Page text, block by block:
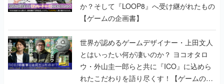
か？そして『LOOP8』へ受け継がれたもの
【ゲームの企画書】
世界が認めるゲームデザイナー・上田文人
とはいったい何が凄いのか？ ヨコオタロ
ウ・外山圭一郎らと共に『ICO』に込めら
れたこだわりを語り尽くす！【ゲームの企